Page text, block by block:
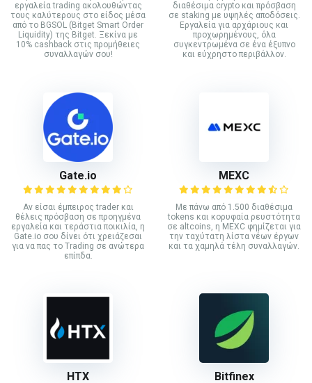
εργαλεία trading ακολουθώντας
τους καλύτερους στο είδος μέσα
από το BGSOL (Bitget Smart Order
Liquidity) της Bitget. Ξεκίνα με
10% cashback στις προμήθειες
συναλλαγών σου!
διαθέσιμα crypto και πρόσβαση
σε staking με υψηλές αποδόσεις.
Εργαλεία για αρχάριους και
προχωρημένους, όλα
συγκεντρωμένα σε ένα έξυπνο
και εύχρηστο περιβάλλον.
Gate.io
Αν είσαι έμπειρος trader και
θέλεις πρόσβαση σε προηγμένα
εργαλεία και τεράστια ποικιλία, η
Gate.io σου δίνει ότι χρειάζεσαι
για να πας το Trading σε ανώτερα
επίπδα.
MEXC
Με πάνω από 1.500 διαθέσιμα
tokens και κορυφαία ρευστότητα
σε altcoins, η MEXC φημίζεται για
την ταχύτατη λίστα νέων έργων
και τα χαμηλά τέλη συναλλαγών.
HTX Bitfinex